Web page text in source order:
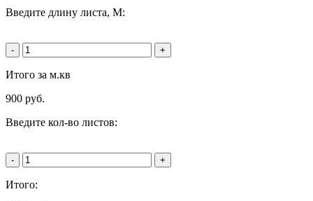
Введите длину листа, М:
- +
Итого за м.кв
900 руб.
Введите кол-во листов:
- +
Итого: